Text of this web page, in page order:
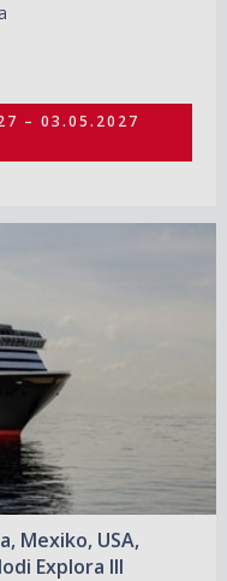
– 03.05.2027
Mexiko, USA,
Explora III